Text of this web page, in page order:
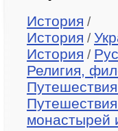
История /
История /
История /
Религия,
монастырей